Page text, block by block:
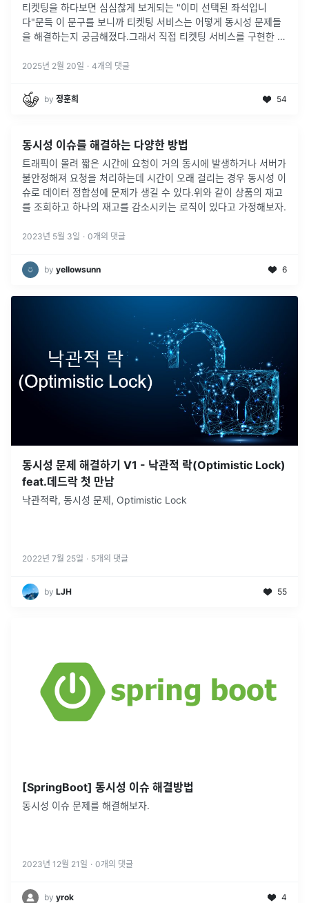
티켓팅을 하다보면 심심찮게 보게되는 "이미 선택된 좌석입니
다"문득 이 문구를 보니까 티켓팅 서비스는 어떻게 동시성 문제들
을 해결하는지 궁금해졌다.그래서 직접 티켓팅 서비스를 구현한 뒤
결해보았다.
2025년 2월 20일 · 4개의 댓글
by 정훈희 54
동시성 이슈를 해결하는 다양한 방법
트래픽이 몰려 짧은 시간에 요청이 거의 동시에 발생하거나 서버가
불안정해져 요청을 처리하는데 시간이 오래 걸리는 경우 동시성 이
슈로 데이터 정합성에 문제가 생길 수 있다.위와 같이 상품의 재고
를 조회하고 하나의 재고를 감소시키는 로직이 있다고 가정해보자.
2023년 5월 3일 · 0개의 댓글
by yellowsunn 6
동시성 문제 해결하기 V1 - 낙관적 락(Optimistic Lock)
feat.데드락 첫 만남
낙관적락, 동시성 문제, Optimistic Lock
2022년 7월 25일 · 5개의 댓글
by LJH 55
[SpringBoot] 동시성 이슈 해결방법
동시성 이슈 문제를 해결해보자.
2023년 12월 21일 · 0개의 댓글
by yrok 4